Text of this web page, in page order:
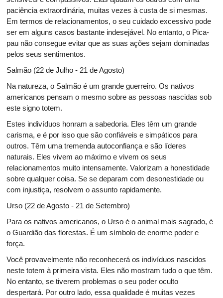
paciência extraordinária, muitas vezes à custa de si mesmas.
Em termos de relacionamentos, o seu cuidado excessivo pode
ser em alguns casos bastante indesejável. No entanto, o Pica-
pau não consegue evitar que as suas ações sejam dominadas
pelos seus sentimentos.
Salmão (22 de Julho - 21 de Agosto)
Na natureza, o Salmão é um grande guerreiro. Os nativos
americanos pensam o mesmo sobre as pessoas nascidas sob
este signo totem.
Estes indivíduos honram a sabedoria. Eles têm um grande
carisma, e é por isso que são confiáveis e simpáticos para
outros. Têm uma tremenda autoconfiança e são líderes
naturais. Eles vivem ao máximo e vivem os seus
relacionamentos muito intensamente. Valorizam a honestidade
sobre qualquer coisa. Se se deparam com desonestidade ou
com injustiça, resolvem o assunto rapidamente.
Urso (22 de Agosto - 21 de Setembro)
Para os nativos americanos, o Urso é o animal mais sagrado, é
o Guardião das florestas. É um símbolo de enorme poder e
força.
Você provavelmente não reconhecerá os indivíduos nascidos
neste totem à primeira vista. Eles não mostram tudo o que têm.
No entanto, se tiverem problemas o seu poder oculto
despertará. Por outro lado, essa qualidade é muitas vezes